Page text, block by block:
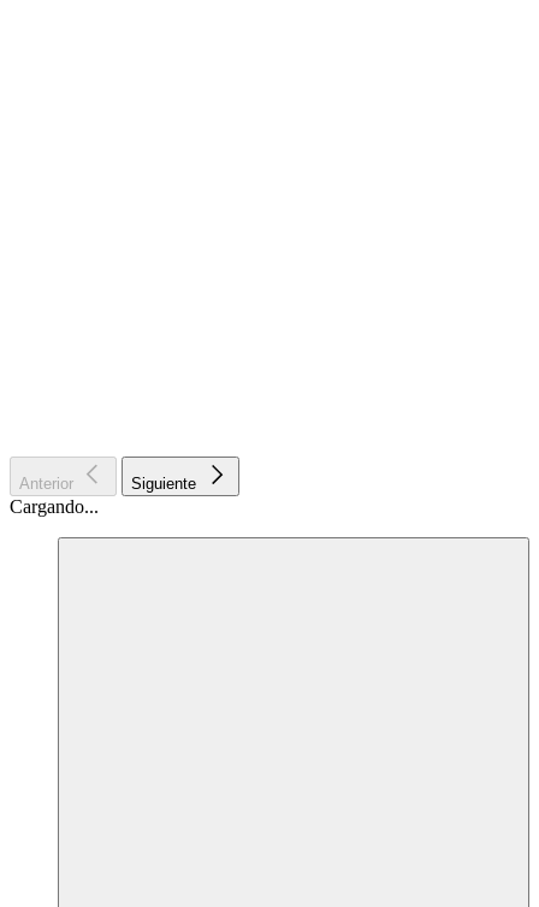
Anterior Siguiente
Cargando...